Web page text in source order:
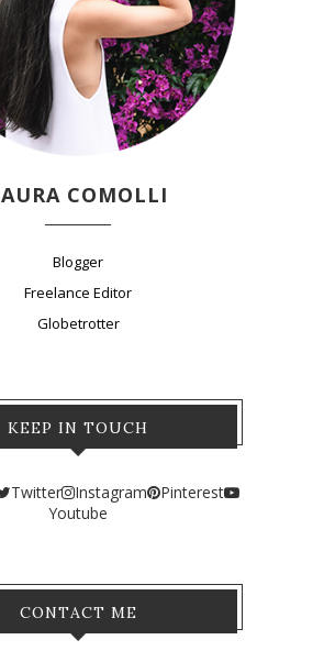
COMOLLI
Blogger
Freelance Editor
Globetrotter
KEEP IN TOUCH
Twitter Instagram
Pinterest
Youtube
CONTACT ME